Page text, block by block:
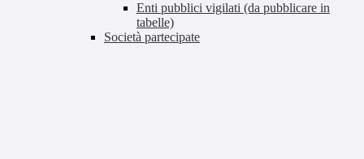
Enti pubblici vigilati (da pubblicare in
tabelle)
Società partecipate